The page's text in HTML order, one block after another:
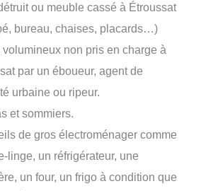
ou meuble cassé à Étroussat
bureau, chaises, placards…)
volumineux non pris en charge à
par un éboueur, agent de
urbaine ou ripeur.
et sommiers.
de gros électroménager comme
linge, un réfrigérateur, une
un four, un frigo à condition que